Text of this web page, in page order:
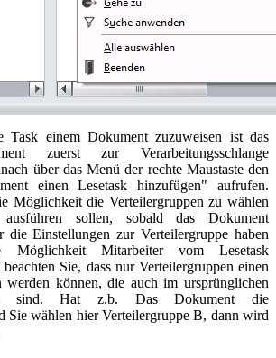
Task einem Dokument zuzuweisen ist das
zuerst zur Verarbeitungsschlange
über das Menü der rechte Maustaste den
einen Lesetask hinzufügen" aufrufen.
Möglichkeit die Verteilergruppen zu wählen
sollen, sobald das Dokument
die Einstellungen zur Verteilergruppe haben
Möglichkeit Mitarbeiter vom Lesetask
Sie, dass nur Verteilergruppen einen
werden können, die auch im ursprünglichen
sind. Hat z.b. Das Dokument die
Sie wählen hier Verteilergruppe B, dann wird